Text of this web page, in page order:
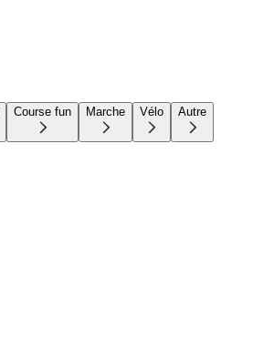
Course fun Marche Vélo Autre